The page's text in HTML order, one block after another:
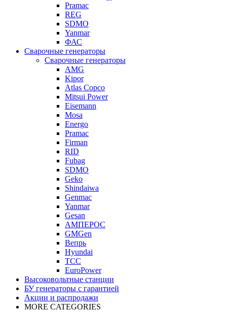
Pramac
REG
SDMO
Yanmar
ФАС
Сварочные генераторы
Сварочные генераторы
AMG
Kipor
Atlas Copco
Mitsui Power
Eisemann
Mosa
Energo
Pramac
Firman
RID
Fubag
SDMO
Geko
Shindaiwa
Genmac
Yanmar
Gesan
АМПЕРОС
GMGen
Вепрь
Hyundai
ТСС
EuroPower
Высоковольтные станции
БУ генераторы с гарантией
Акции и распродажи
MORE CATEGORIES